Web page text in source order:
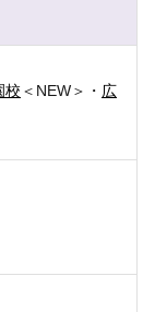
校 ＜NEW＞・ 広